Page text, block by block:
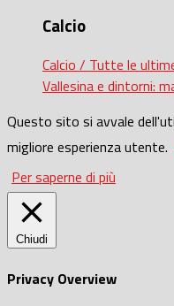
Calcio
Calcio / Tutte le
Vallesina e dintorni:
Questo sito si avvale
migliore esperienza utente.
Per saperne di più
Chiudi
Privacy Overview